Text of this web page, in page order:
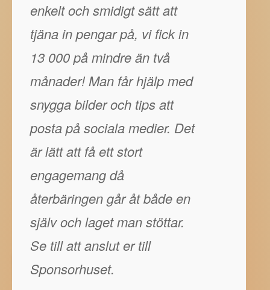
enkelt och smidigt sätt att
tjäna in pengar på, vi fick in
13 000 på mindre än två
månader! Man får hjälp med
snygga bilder och tips att
posta på sociala medier. Det
är lätt att få ett stort
engagemang då
återbäringen går åt både en
själv och laget man stöttar.
Se till att anslut er till
Sponsorhuset.